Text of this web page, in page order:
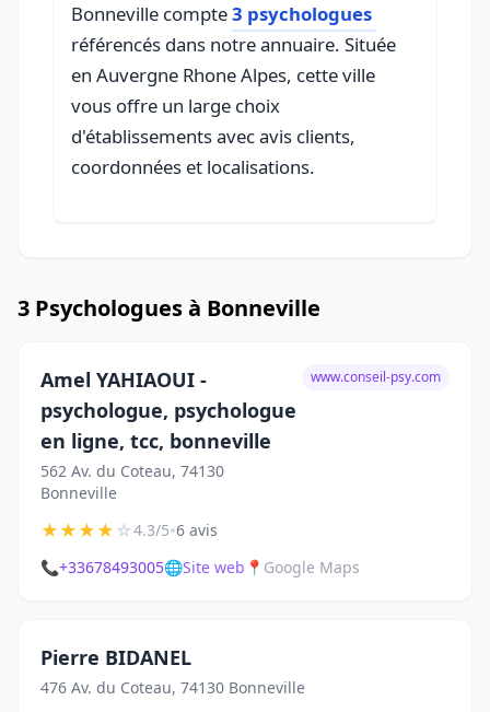
Bonneville compte3 psychologues
référencés dans notre annuaire. Située
en Auvergne Rhone Alpes, cette ville
vous offre un large choix
d'établissements avec avis clients,
coordonnées et localisations.
3 Psychologues à Bonneville
Amel YAHIAOUI -
psychologue, psychologue
en ligne, tcc, bonneville
562 Av. du Coteau, 74130
Bonneville
www.conseil-psy.com
★★★★☆4.3/5•6 avis
📞+33678493005🌐Site web 📍 Google Maps
Pierre BIDANEL
476 Av. du Coteau, 74130 Bonneville